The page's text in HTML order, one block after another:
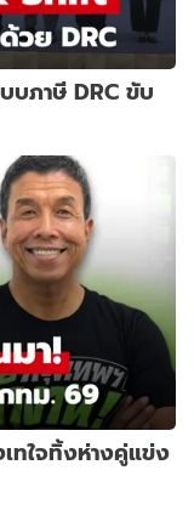
บภาษี DRC ขับ
ทใจทิ้งห่างคู่แข่ง